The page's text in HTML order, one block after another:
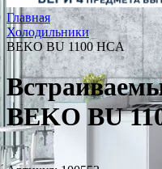
Главная
Холодильники
BEKO BU 1100 HCA
BEKO BU